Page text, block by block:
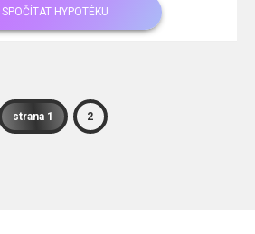
SPOČÍTAT HYPOTÉKU
strana 1 2